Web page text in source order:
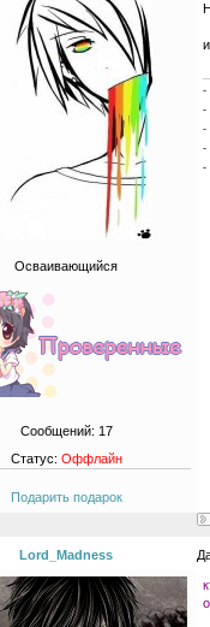
Осваивающийся
Сообщений: 17
Статус: Оффлайн
Подарить подарок
-
-
-
-
-
Lord_Madness